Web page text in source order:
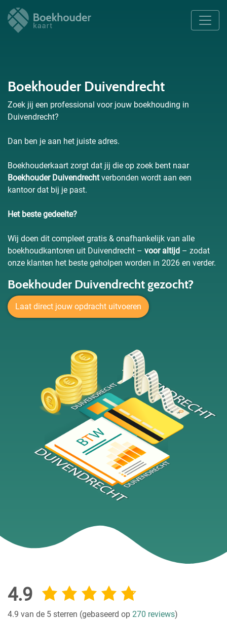
Boekhouder Duivendrecht
Zoek jij een professional voor jouw boekhouding in
Duivendrecht?
Dan ben je aan het juiste adres.
Boekhouderkaart zorgt dat jij die op zoek bent naar
Boekhouder Duivendrechtverbonden wordt aan een
kantoor dat bij je past.
Het beste gedeelte?
Wij doen dit compleet gratis & onafhankelijk van alle
boekhoudkantoren uit Duivendrecht – voor altijd – zodat
onze klanten het beste geholpen worden in 2026 en verder.
Boekhouder Duivendrecht gezocht?
Laat direct jouw opdracht uitvoeren
4.9
4.9 van de 5 sterren (gebaseerd op 270 reviews)